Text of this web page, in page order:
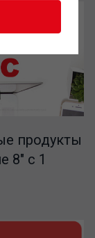
продукты
8" с 1